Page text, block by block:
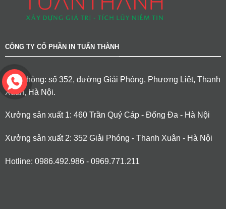
CÔNG TY CỔ PHẦN IN TUẤN THÀNH
Văn phòng: số 352, đường Giải Phóng, Phương Liệt, Thanh
Xuân, Hà Nội.
Xưởng sản xuất 1: 460 Trần Quý Cáp - Đống Đa - Hà Nội
Xưởng sản xuất 2: 352 Giải Phóng - Thanh Xuân - Hà Nội
Hotline: 0986.492.986 - 0969.771.211